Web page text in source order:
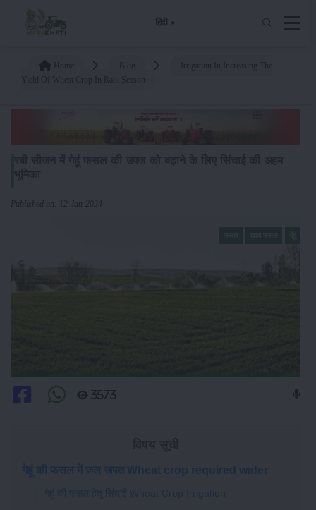
हिंदी
Published on: 12-Jan-2024
3573
गेहूं की फसल में जल खपत Wheat crop required water
गेहूं की फसल हेतु सिंचाई Wheat Crop Irrigation